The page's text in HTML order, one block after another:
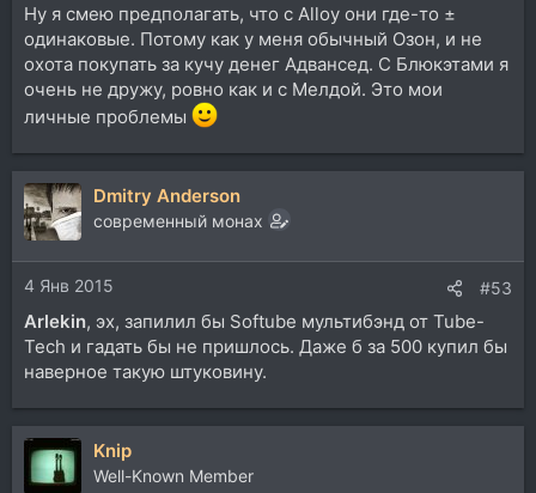
Ну я смею предполагать, что с Alloy они где-то ±
одинаковые. Потому как у меня обычный Озон, и не
охота покупать за кучу денег Адвансед. С Блюкэтами я
очень не дружу, ровно как и с Мелдой. Это мои
личные проблемы
Dmitry Anderson
современный монах
4 Янв 2015 #53
Arlekin, эх, запилил бы Softube мультибэнд от Tube-
Tech и гадать бы не пришлось. Даже б за 500 купил бы
наверное такую штуковину.
Knip
Well-Known Member